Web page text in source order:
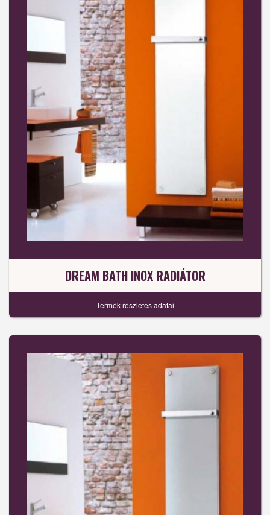
DREAM BATH INOX RADIÁTOR
Termék részletes adatai